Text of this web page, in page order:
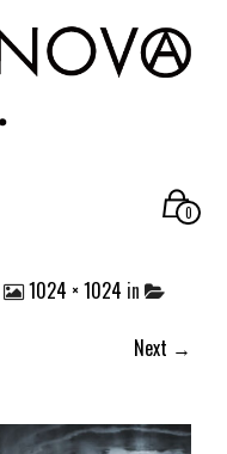
0
1024 × 1024 in
Next →